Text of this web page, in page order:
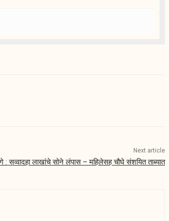
Next article
: सव्वादहा लाखांचे सोने लंपास – महिलेसह चौघे संशयित ताब्यात